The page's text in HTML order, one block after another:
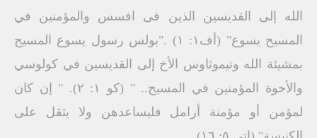
الله إلى القديسين الذين فى افسس والمؤمنين في
المسيح يسوع" (أف١: ١) ."بولس رسول يسوع المسيح
بمشيئة الله وتيموثاوس الأخ إلى القديسين في كولوسي
والأخوة المؤمنين في المسيح.. " (كو ۱: ۲). " إن كان
لمؤمن أو مؤمنة أرامل فليساعدهن ولا يثقل على